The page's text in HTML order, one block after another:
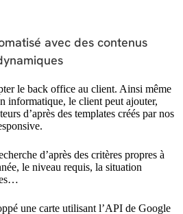
avec des contenus
le back office au client. Ainsi même
informatique, le client peut ajouter,
d’après des templates créés par nos
d’après des critères propres à
le niveau requis, la situation
une carte utilisant l’API de Google